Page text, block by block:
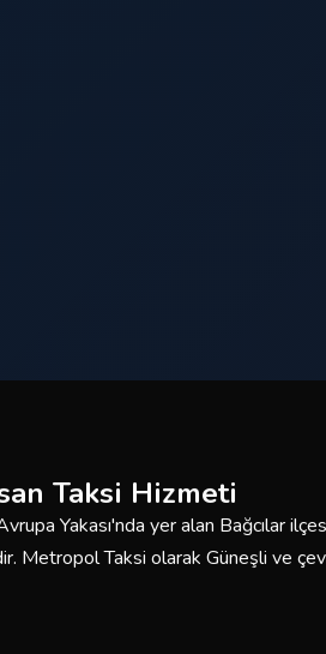
Taksi Hizmeti
Yakası'nda yer alan Bağcılar
Metropol Taksi olarak Güneşli ve